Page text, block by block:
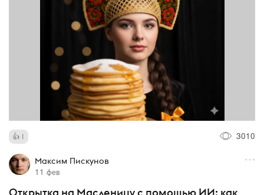
1 3010
Максим Пискунов
11 фев